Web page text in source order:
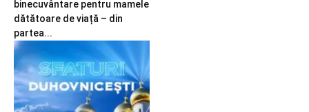
binecuvântare pentru mamele
dătătoare de viață – din
partea...